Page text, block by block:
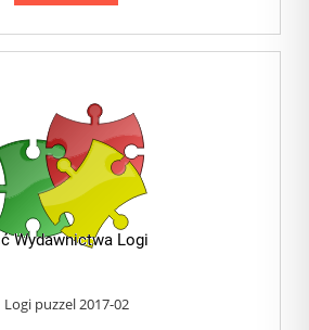
Logi puzzel 2017-02